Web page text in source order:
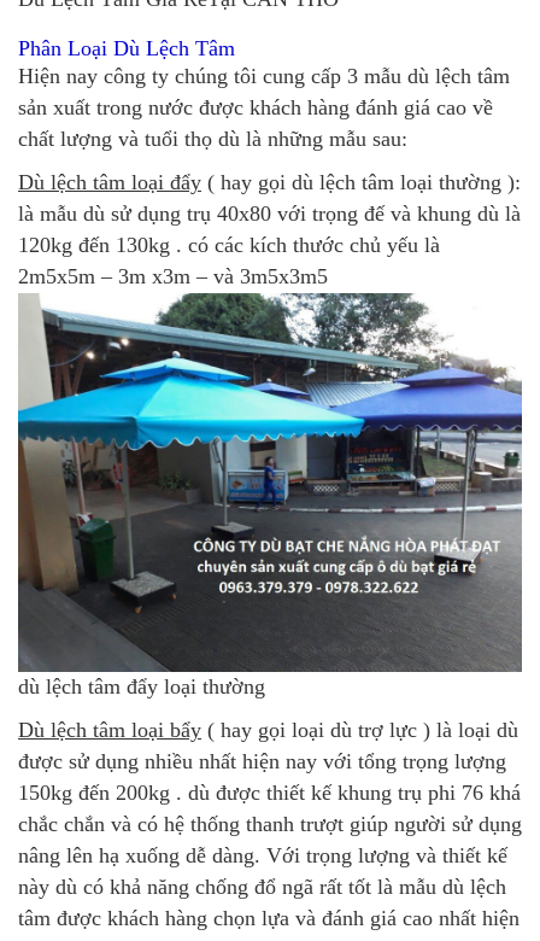
Phân Loại Dù Lệch Tâm
Hiện nay công ty chúng tôi cung cấp 3 mẫu dù lệch tâm
sản xuất trong nước được khách hàng đánh giá cao về
chất lượng và tuổi thọ dù là những mẫu sau:
Dù lệch tâm loại đẩy ( hay gọi dù lệch tâm loại thường ):
là mẫu dù sử dụng trụ 40x80 với trọng đế và khung dù là
120kg đến 130kg . có các kích thước chủ yếu là
2m5x5m – 3m x3m – và 3m5x3m5
dù lệch tâm đẩy loại thường
Dù lệch tâm loại bẩy ( hay gọi loại dù trợ lực ) là loại dù
được sử dụng nhiều nhất hiện nay với tổng trọng lượng
150kg đến 200kg . dù được thiết kế khung trụ phi 76 khá
chắc chắn và có hệ thống thanh trượt giúp người sử dụng
nâng lên hạ xuống dễ dàng. Với trọng lượng và thiết kế
này dù có khả năng chống đổ ngã rất tốt là mẫu dù lệch
tâm được khách hàng chọn lựa và đánh giá cao nhất hiện